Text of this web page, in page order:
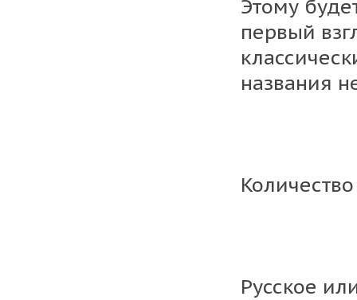
Этому
первый
названия
Русское